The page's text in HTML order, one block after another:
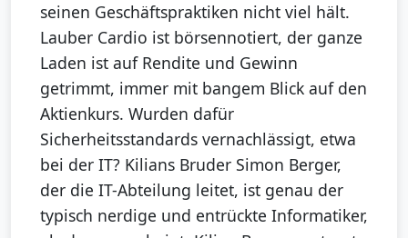
seinen Geschäftspraktiken nicht viel hält.
Lauber Cardio ist börsennotiert, der ganze
Laden ist auf Rendite und Gewinn
getrimmt, immer mit bangem Blick auf den
Aktienkurs. Wurden dafür
Sicherheitsstandards vernachlässigt, etwa
bei der IT? Kilians Bruder Simon Berger,
der die IT-Abteilung leitet, ist genau der
typisch nerdige und entrückte Informatiker,